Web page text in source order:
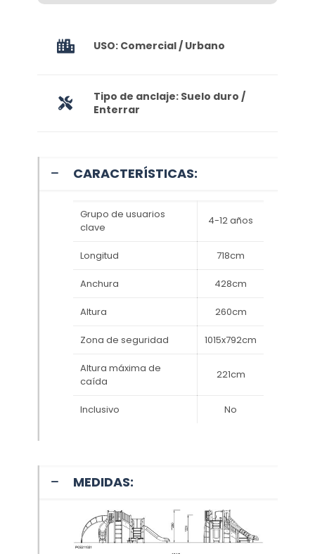
USO: Comercial / Urbano
Tipo de anclaje: Suelo duro /
Enterrar
CARACTERÍSTICAS:
Grupo de usuarios
clave
4-12 años
Longitud 718cm
Anchura 428cm
Altura 260cm
Zona de seguridad 1015x792cm
Altura máxima de
caída
221cm
Inclusivo No
MEDIDAS: